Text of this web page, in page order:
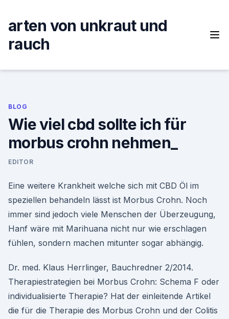
content
arten von unkraut und
rauch
BLOG
Wie viel cbd sollte ich für
morbus crohn nehmen_
EDITOR
Eine weitere Krankheit welche sich mit CBD Öl im
speziellen behandeln lässt ist Morbus Crohn. Noch
immer sind jedoch viele Menschen der Überzeugung,
Hanf wäre mit Marihuana nicht nur wie erschlagen
fühlen, sondern machen mitunter sogar abhängig.
Dr. med. Klaus Herrlinger, Bauchredner 2/2014.
Therapiestrategien bei Morbus Crohn: Schema F oder
individualisierte Therapie? Hat der einleitende Artikel
die für die Therapie des Morbus Crohn und der Colitis